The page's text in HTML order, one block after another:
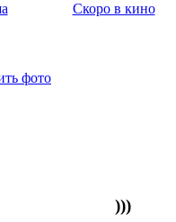
Скоро в кино
фото
)))